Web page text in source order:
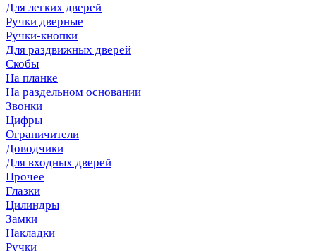
Для легких дверей
Ручки дверные
Ручки-кнопки
Для раздвижных дверей
Скобы
На планке
На раздельном основании
Звонки
Цифры
Ограничители
Доводчики
Для входных дверей
Прочее
Глазки
Цилиндры
Замки
Накладки
Ручки